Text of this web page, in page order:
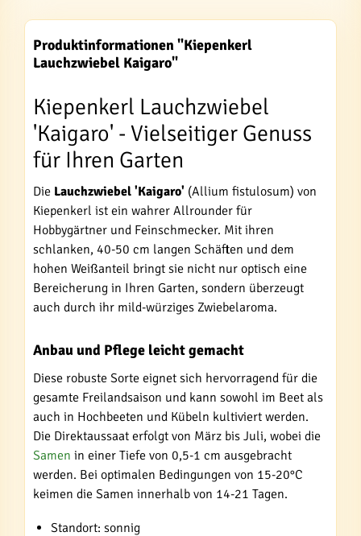
Produktinformationen "Kiepenkerl
Lauchzwiebel Kaigaro"
Kiepenkerl Lauchzwiebel
'Kaigaro' - Vielseitiger Genuss
für Ihren Garten
Die Lauchzwiebel 'Kaigaro' (Allium fistulosum) von
Kiepenkerl ist ein wahrer Allrounder für
Hobbygärtner und Feinschmecker. Mit ihren
schlanken, 40-50 cm langen Schäften und dem
hohen Weißanteil bringt sie nicht nur optisch eine
Bereicherung in Ihren Garten, sondern überzeugt
auch durch ihr mild-würziges Zwiebelaroma.
Anbau und Pflege leicht gemacht
Diese robuste Sorte eignet sich hervorragend für die
gesamte Freilandsaison und kann sowohl im Beet als
auch in Hochbeeten und Kübeln kultiviert werden.
Die Direktaussaat erfolgt von März bis Juli, wobei die
Samen in einer Tiefe von 0,5-1 cm ausgebracht
werden. Bei optimalen Bedingungen von 15-20°C
keimen die Samen innerhalb von 14-21 Tagen.
Standort: sonnig